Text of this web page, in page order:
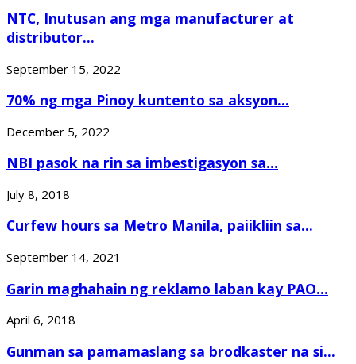
NTC, Inutusan ang mga manufacturer at
distributor...
September 15, 2022
70% ng mga Pinoy kuntento sa aksyon...
December 5, 2022
NBI pasok na rin sa imbestigasyon sa...
July 8, 2018
Curfew hours sa Metro Manila, paiikliin sa...
September 14, 2021
Garin maghahain ng reklamo laban kay PAO...
April 6, 2018
Gunman sa pamamaslang sa brodkaster na si...